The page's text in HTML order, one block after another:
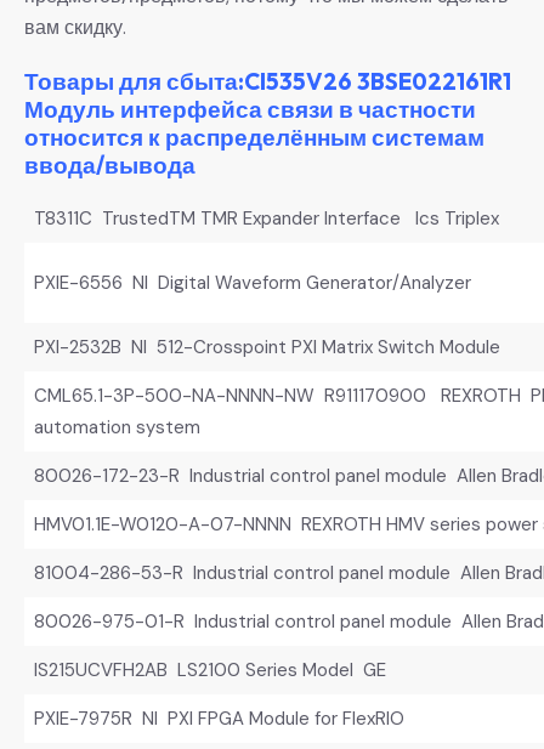
вам скидку.
Товары для сбыта:CI535V26 3BSE022161R1
Модуль интерфейса связи в частности
относится к распределённым системам
ввода/вывода
T8311C TrustedTM TMR Expander Interface Ics Triplex
PXIE-6556 NI Digital Waveform Generator/Analyzer
PXI-2532B NI 512-Crosspoint PXI Matrix Switch Module
CML65.1-3P-500-NA-NNNN-NW R911170900 REXROTH
automation system
80026-172-23-R Industrial control panel module Allen
HMV01.1E-W0120-A-07-NNNN REXROTH HMV series
81004-286-53-R Industrial control panel module Allen
80026-975-01-R Industrial control panel module Allen
IS215UCVFH2AB LS2100 Series Model GE
PXIE-7975R NI PXI FPGA Module for FlexRIO